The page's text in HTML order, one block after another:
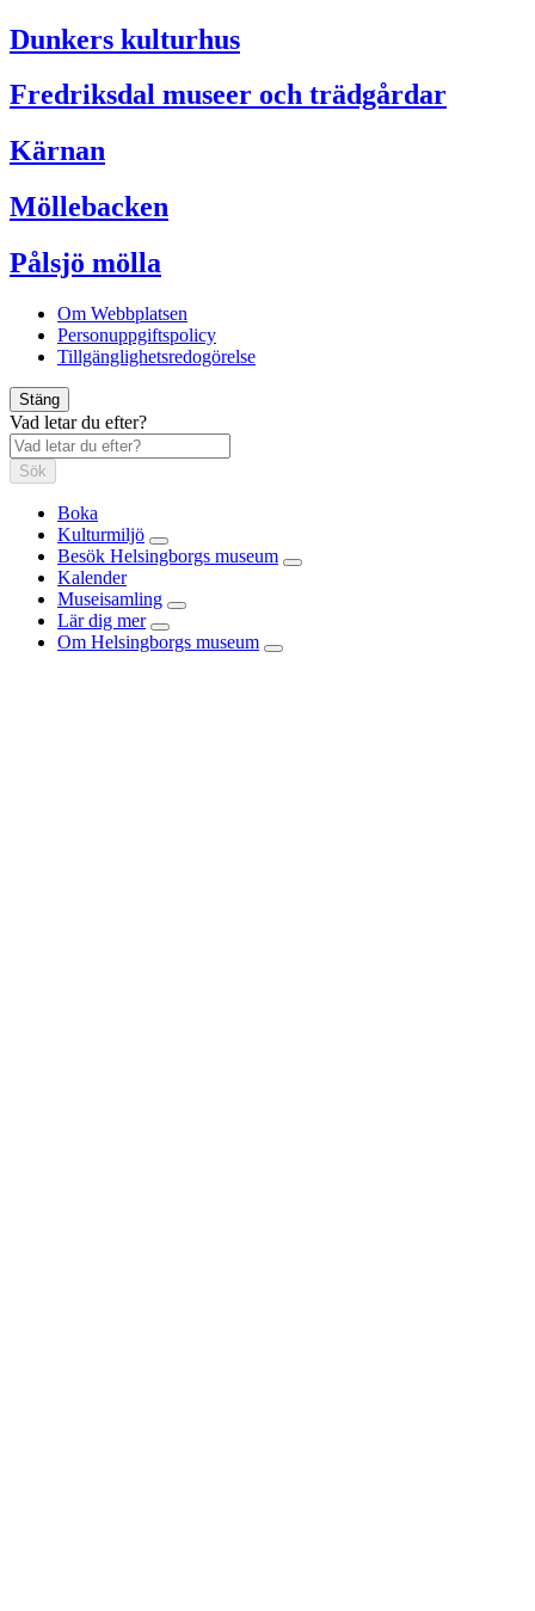
Dunkers kulturhus
Fredriksdal museer och trädgårdar
Kärnan
Möllebacken
Pålsjö mölla
Om Webbplatsen
Personuppgiftspolicy
Tillgänglighetsredogörelse
Stäng
Vad letar du efter?
Sök
Boka
Kulturmiljö
Besök Helsingborgs museum
Kalender
Museisamling
Lär dig mer
Om Helsingborgs museum